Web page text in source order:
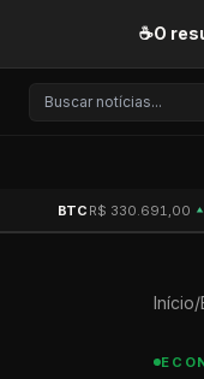
☕O
BTC R$ 330.691,00
Início/